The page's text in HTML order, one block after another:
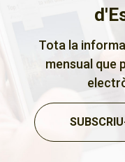
Tota la
mensual que